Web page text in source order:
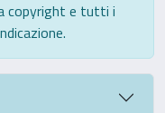
copyright e tutti i